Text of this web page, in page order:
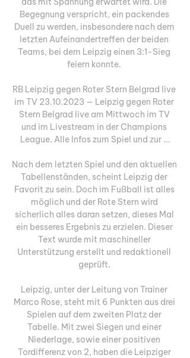
Begegnung verspricht, ein packendes
Duell zu werden, insbesondere nach dem
letzten Aufeinandertreffen der beiden
Teams, bei dem Leipzig einen 3:1-Sieg
feiern konnte.
RB Leipzig gegen Roter Stern Belgrad live
im TV 23.10.2023 — Leipzig gegen Roter
Stern Belgrad live am Mittwoch im TV
und im Livestream in der Champions
League. Alle Infos zum Spiel und zur ...
Nach dem letzten Spiel und den aktuellen
Tabellenständen, scheint Leipzig der
Favorit zu sein. Doch im Fußball ist alles
möglich und der Rote Stern wird
sicherlich alles daran setzen, dieses Mal
ein besseres Ergebnis zu erzielen. Dieser
Text wurde mit maschineller
Unterstützung erstellt und redaktionell
geprüft.
Leipzig, unter der Leitung von Trainer
Marco Rose, steht mit 6 Punkten aus drei
Spielen auf dem zweiten Platz der
Tabelle. Mit zwei Siegen und einer
Niederlage, sowie einer positiven
Tordifferenz von 2, haben die Leipziger